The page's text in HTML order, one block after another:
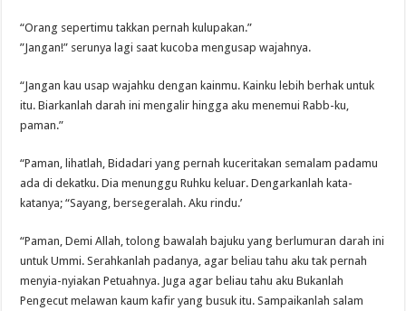
“Orang sepertimu takkan pernah kulupakan.”
”Jangan!” serunya lagi saat kucoba mengusap wajahnya.
“Jangan kau usap wajahku dengan kainmu. Kainku lebih berhak untuk
itu. Biarkanlah darah ini mengalir hingga aku menemui Rabb-ku,
paman.”
“Paman, lihatlah, Bidadari yang pernah kuceritakan semalam padamu
ada di dekatku. Dia menunggu Ruhku keluar. Dengarkanlah kata-
katanya; “Sayang, bersegeralah. Aku rindu.’
“Paman, Demi Allah, tolong bawalah bajuku yang berlumuran darah ini
untuk Ummi. Serahkanlah padanya, agar beliau tahu aku tak pernah
menyia-nyiakan Petuahnya. Juga agar beliau tahu aku Bukanlah
Pengecut melawan kaum kafir yang busuk itu. Sampaikanlah salam